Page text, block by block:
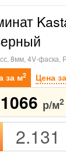
8мм, 4V-фаска,
за м2 Цена
1066 р/м2